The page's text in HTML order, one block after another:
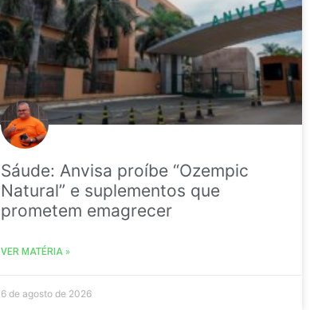
Sáude: Anvisa proíbe “Ozempic
Natural” e suplementos que
prometem emagrecer
VER MATÉRIA »
6 de agosto de 2026